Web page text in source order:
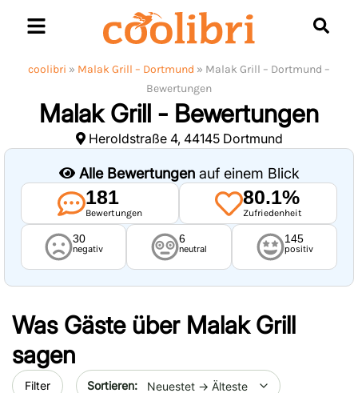
coolibri » Malak Grill – Dortmund » Malak Grill – Dortmund –
Bewertungen
Malak Grill - Bewertungen
Heroldstraße 4, 44145 Dortmund
Alle Bewertungenauf einem Blick
181
Bewertungen
80.1%
Zufriedenheit
30
negativ
6
neutral
145
positiv
Was Gäste über Malak Grill
sagen
Filter Sort by date